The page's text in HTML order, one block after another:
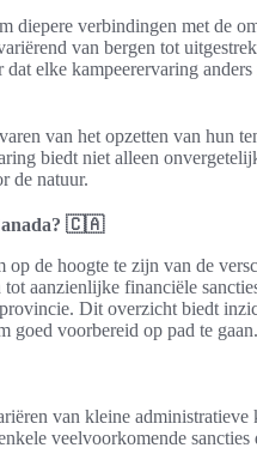
diepere verbindingen met de
van bergen tot
elke kampeerervaring
van het opzetten van hun
biedt niet alleen
de natuur.
🇨🇦
de hoogte te zijn van de
aanzienlijke financiële
Dit overzicht biedt
goed voorbereid op pad te gaan.
van kleine administratieve
veelvoorkomende sancties